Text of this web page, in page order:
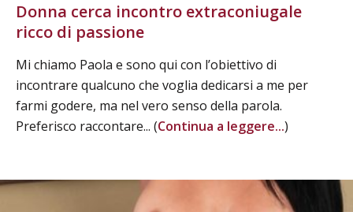
Donna cerca incontro extraconiugale
ricco di passione
Mi chiamo Paola e sono qui con l’obiettivo di
incontrare qualcuno che voglia dedicarsi a me per
farmi godere, ma nel vero senso della parola.
Preferisco raccontare... (Continua a leggere...)